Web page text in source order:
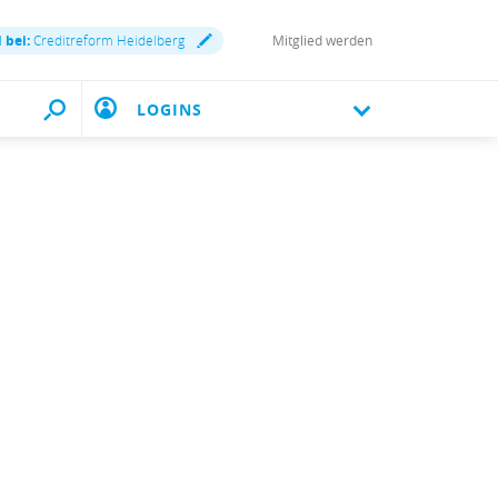
bei:Creditreform Heidelberg Mitglied werden
LOGINS